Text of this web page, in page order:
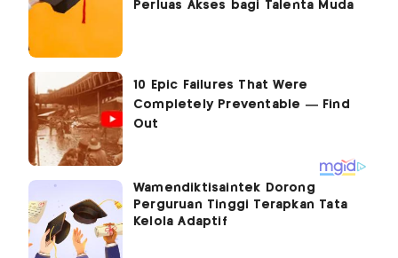
Perluas Akses bagi Talenta Muda
Wamendiktisaintek Dorong
Perguruan Tinggi Terapkan Tata
Kelola Adaptif